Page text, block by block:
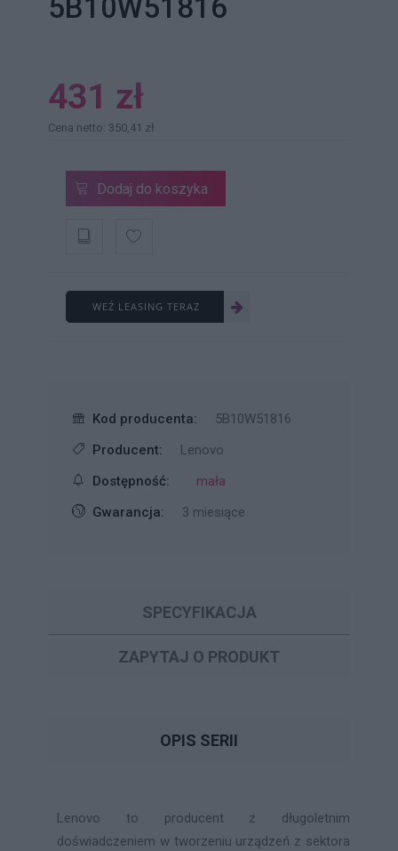
5B10W51816
431 zł
Cena netto: 350,41 zł
Dodaj do koszyka
WEŹ LEASING TERAZ
Kod producenta:
5B10W51816
Producent:
Lenovo
Dostępność:
mała
Gwarancja:
3 miesiące
SPECYFIKACJA
ZAPYTAJ O PRODUKT
OPIS SERII
Lenovo to producent z długoletnim
doświadczeniem w tworzeniu urządzeń z sektora